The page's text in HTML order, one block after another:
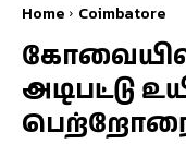
Home Coimbatore
கோவையில்
அடிபட்டு